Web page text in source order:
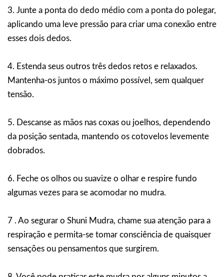
3. Junte a ponta do dedo médio com a ponta do polegar,
aplicando uma leve pressão para criar uma conexão entre
esses dois dedos.
4. Estenda seus outros três dedos retos e relaxados.
Mantenha-os juntos o máximo possível, sem qualquer
tensão.
5. Descanse as mãos nas coxas ou joelhos, dependendo
da posição sentada, mantendo os cotovelos levemente
dobrados.
6. Feche os olhos ou suavize o olhar e respire fundo
algumas vezes para se acomodar no mudra.
7 . Ao segurar o Shuni Mudra, chame sua atenção para a
respiração e permita-se tomar consciência de quaisquer
sensações ou pensamentos que surgirem.